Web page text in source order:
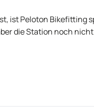
ist Peloton Bikefitting
die Station noch